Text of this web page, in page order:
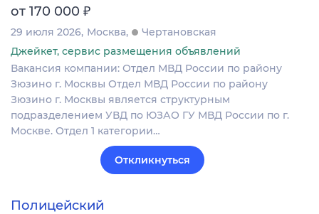
от 170 000 ₽
29 июля 2026 Москва
Чертановская
Джейкет, сервис размещения объявлений
Вакансия компании: Отдел МВД России по району
Зюзино г. Москвы Отдел МВД России по району
Зюзино г. Москвы является структурным
подразделением УВД по ЮЗАО ГУ МВД России по г.
Москве. Отдел 1 категории…
Откликнуться
Полицейский